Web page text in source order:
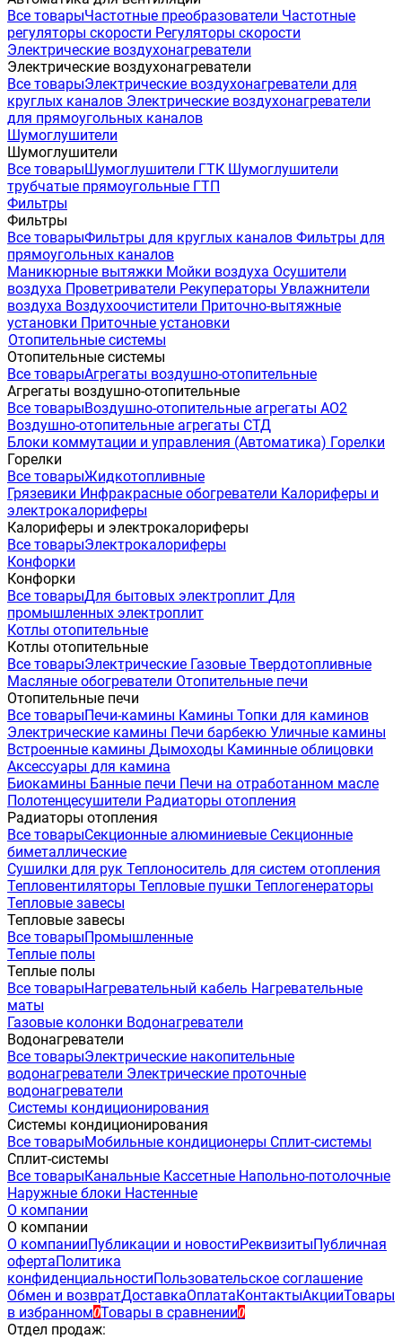
Все товарыЧастотные преобразователи Частотные
регуляторы скорости Регуляторы скорости
Электрические воздухонагреватели
Электрические воздухонагреватели
Все товарыЭлектрические воздухонагреватели для
круглых каналов Электрические воздухонагреватели
для прямоугольных каналов
Шумоглушители
Шумоглушители
Все товарыШумоглушители ГТК Шумоглушители
трубчатые прямоугольные ГТП
Фильтры
Фильтры
Все товарыФильтры для круглых каналов Фильтры для
прямоугольных каналов
Маникюрные вытяжки Мойки воздуха Осушители
воздуха Проветриватели Рекуператоры Увлажнители
воздуха Воздухоочистители Приточно-вытяжные
установки Приточные установки
Отопительные системы
Отопительные системы
Все товарыАгрегаты воздушно-отопительные
Агрегаты воздушно-отопительные
Все товарыВоздушно-отопительные агрегаты АО2
Воздушно-отопительные агрегаты СТД
Блоки коммутации и управления (Автоматика) Горелки
Горелки
Все товарыЖидкотопливные
Грязевики Инфракрасные обогреватели Калориферы и
электрокалориферы
Калориферы и электрокалориферы
Все товарыЭлектрокалориферы
Конфорки
Конфорки
Все товарыДля бытовых электроплит Для
промышленных электроплит
Котлы отопительные
Котлы отопительные
Все товарыЭлектрические Газовые Твердотопливные
Масляные обогреватели Отопительные печи
Отопительные печи
Все товарыПечи-камины Камины Топки для каминов
Электрические камины Печи барбекю Уличные камины
Встроенные камины Дымоходы Каминные облицовки
Аксессуары для камина
Биокамины Банные печи Печи на отработанном масле
Полотенцесушители Радиаторы отопления
Радиаторы отопления
Все товарыСекционные алюминиевые Секционные
биметаллические
Сушилки для рук Теплоноситель для систем отопления
Тепловентиляторы Тепловые пушки Теплогенераторы
Тепловые завесы
Тепловые завесы
Все товарыПромышленные
Теплые полы
Теплые полы
Все товарыНагревательный кабель Нагревательные
маты
Газовые колонки Водонагреватели
Водонагреватели
Все товарыЭлектрические накопительные
водонагреватели Электрические проточные
водонагреватели
Системы кондиционирования
Системы кондиционирования
Все товарыМобильные кондиционеры Сплит-системы
Сплит-системы
Все товарыКанальные Кассетные Напольно-потолочные
Наружные блоки Настенные
О компании
О компании
О компанииПубликации и новостиРеквизитыПубличная
офертаПолитика
конфиденциальностиПользовательское соглашение
Обмен и возвратДоставкаОплатаКонтактыАкцииТовары
в избранном0Товары в сравнении0
Отдел продаж: